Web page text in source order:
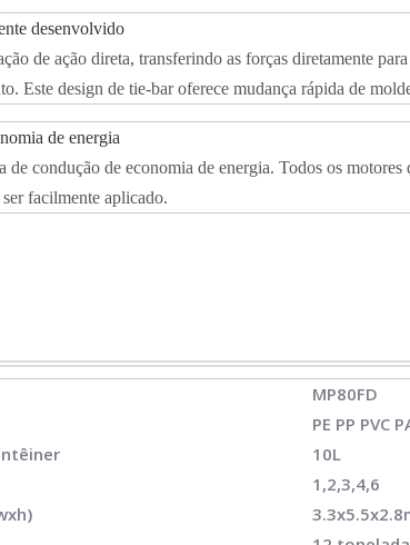
desenvolvido
de ação direta, transferindo as forças diretamente
Este design de tie-bar oferece mudança rápida de
de energia
condução de economia de energia. Todos os
facilmente aplicado.
MP80FD
PE PP PVC
10L
1,2,3,4,6